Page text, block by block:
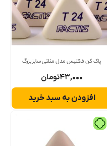
پاک کن فکتیس مدل مثلثی سایز بزرگ
۴۳,۰۰۰تومان
افزودن به سبد خرید